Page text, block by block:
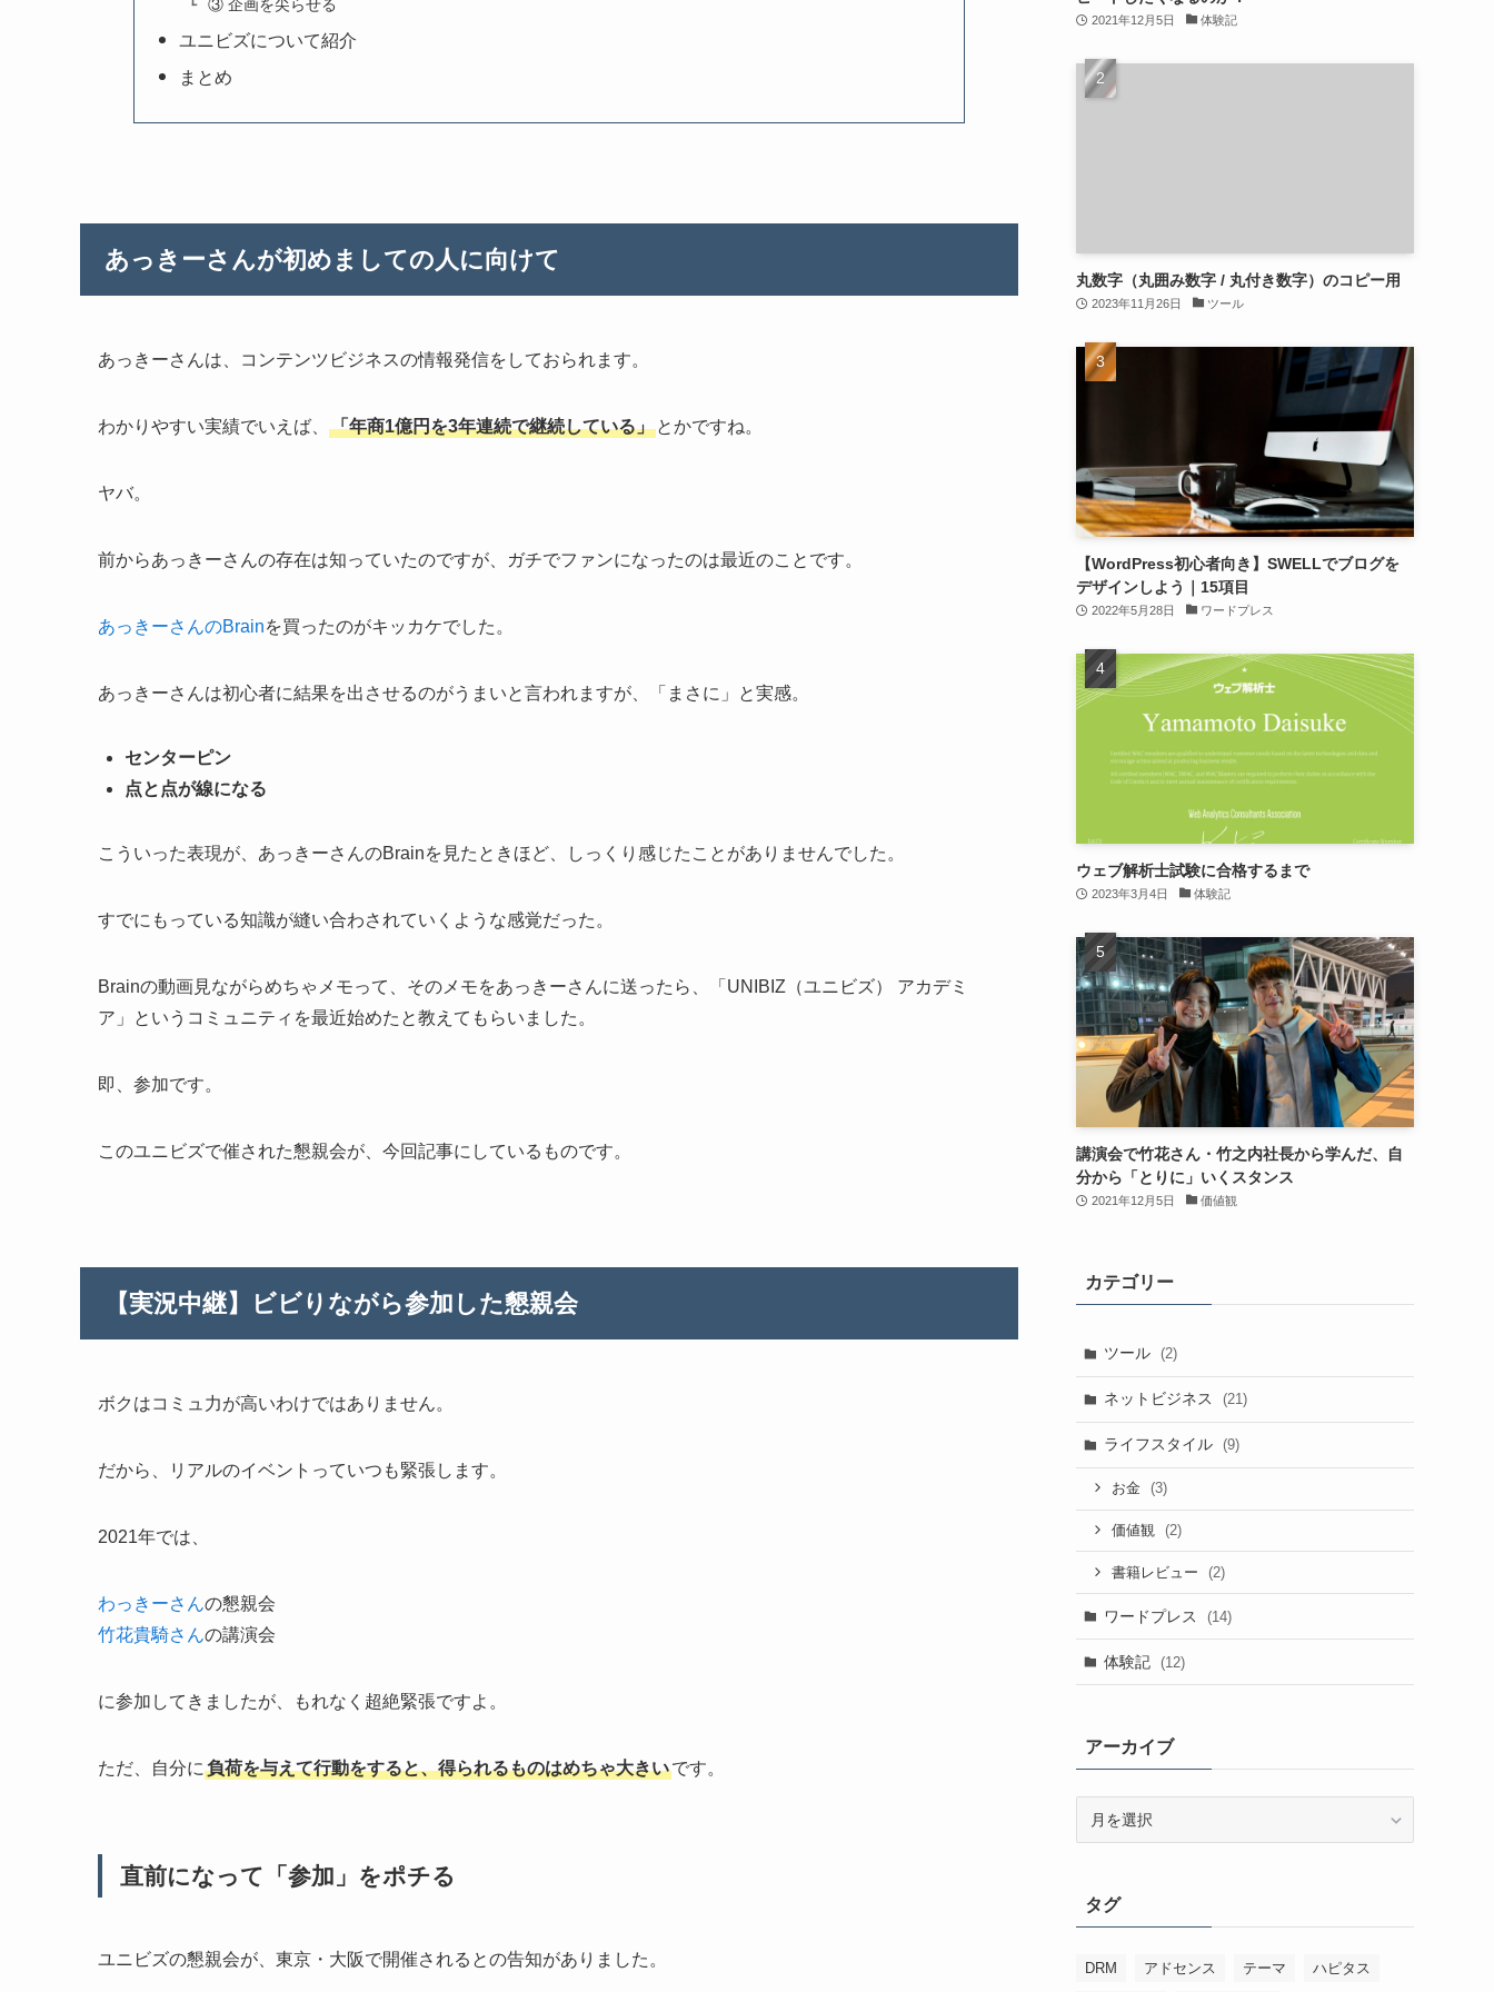
③ 企画を尖らせる
ユニビズについて紹介
まとめ
あっきーさんが初めましての人に向けて
あっきーさんは、コンテンツビジネスの情報発信をしておられます。
わかりやすい実績でいえば、 「年商1億円を3年連続で継続している」 とかですね。
ヤバ。
前からあっきーさんの存在は知っていたのですが、ガチでファンになったのは最近のことです。
あっきーさんのBrainを買ったのがキッカケでした。
あっきーさんは初心者に結果を出させるのがうまいと言われますが、「まさに」と実感。
センターピン
点と点が線になる
こういった表現が、あっきーさんのBrainを見たときほど、しっくり感じたことがありませんでした。
すでにもっている知識が縫い合わされていくような感覚だった。
Brainの動画見ながらめちゃメモって、そのメモをあっきーさんに送ったら、「UNIBIZ（ユニビズ） アカデミ
ア」というコミュニティを最近始めたと教えてもらいました。
即、参加です。
このユニビズで催された懇親会が、今回記事にしているものです。
【実況中継】ビビりながら参加した懇親会
ボクはコミュ力が高いわけではありません。
だから、リアルのイベントっていつも緊張します。
2021年では、
わっきーさんの懇親会
竹花貴騎さんの講演会
に参加してきましたが、もれなく超絶緊張ですよ。
ただ、自分に 負荷を与えて行動をすると、得られるものはめちゃ大きいです。
直前になって「参加」をポチる
ユニビズの懇親会が、東京・大阪で開催されるとの告知がありました。
2021年12月5日 体験記
丸数字（丸囲み数字 / 丸付き数字）のコピー用
2023年11月26日 ツール
【WordPress初心者向き】SWELLでブログを
デザインしよう｜15項目
2022年5月28日 ワードプレス
ウェブ解析士試験に合格するまで
2023年3月4日 体験記
講演会で竹花さん・竹之内社長から学んだ、自
分から「とりに」いくスタンス
2021年12月5日 価値観
カテゴリー
ツール (2)
ネットビジネス (21)
ライフスタイル (9)
お金 (3)
価値観 (2)
書籍レビュー (2)
ワードプレス (14)
体験記 (12)
アーカイブ
ブタグ
DRM アドセンス テーマ ハピタス